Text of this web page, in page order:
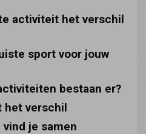
activiteit het verschil
sport voor jouw
bestaan er?
het verschil
je samen